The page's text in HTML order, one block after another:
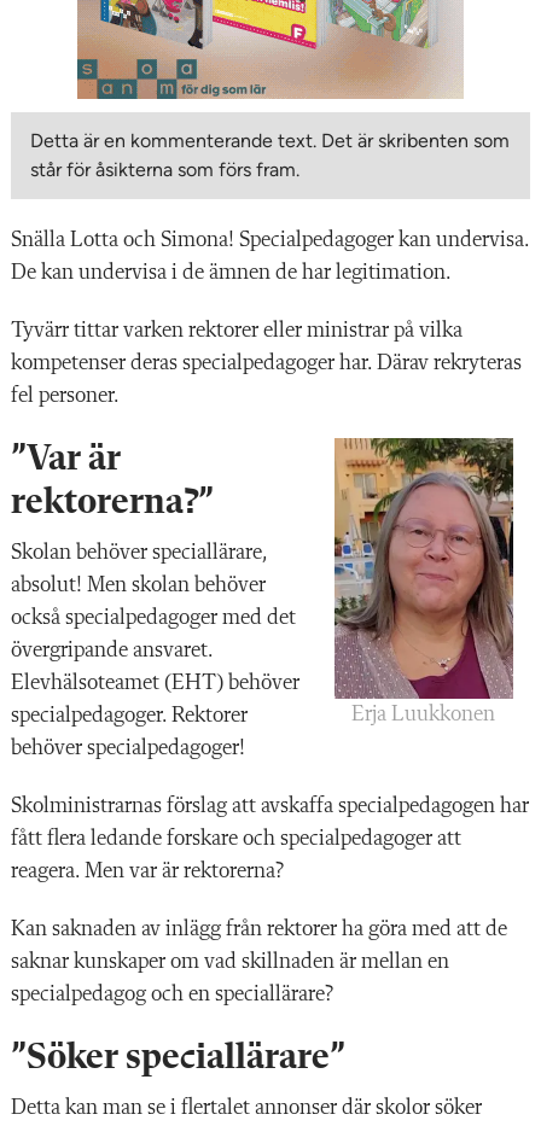
Detta är en kommenterande text. Det är skribenten som
står för åsikterna som förs fram.
Snälla Lotta och Simona! Specialpedagoger kan undervisa.
De kan undervisa i de ämnen de har legitimation.
Tyvärr tittar varken rektorer eller ministrar på vilka
kompetenser deras specialpedagoger har. Därav rekryteras
fel personer.
Erja Luukkonen
”Var är
rektorerna?”
Skolan behöver speciallärare,
absolut! Men skolan behöver
också specialpedagoger med det
övergripande ansvaret.
Elevhälsoteamet (EHT) behöver
specialpedagoger. Rektorer
behöver specialpedagoger!
Skolministrarnas förslag att avskaffa specialpedagogen har
fått flera ledande forskare och specialpedagoger att
reagera. Men var är rektorerna?
Kan saknaden av inlägg från rektorer ha göra med att de
saknar kunskaper om vad skillnaden är mellan en
specialpedagog och en speciallärare?
”Söker speciallärare”
Detta kan man se i flertalet annonser där skolor söker